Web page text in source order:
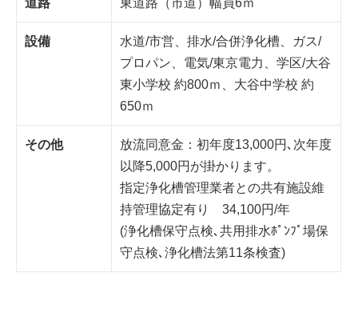
道路 東道路（市道）幅員6ｍ
設備
水道/市営、排水/合併浄化槽、ガス/
プロパン、電気/東京電力、学区/大谷
東小学校 約800ｍ、大谷中学校 約
650ｍ
その他
放流同意金：初年度13,000円､次年度
以降5,000円が掛かります。
指定浄化槽管理業者との共有施設維
持管理協定有り 34,100円/年
(浄化槽保守点検､共用排水ﾎﾟﾝﾌﾟ場保
守点検､浄化槽法第11条検査)